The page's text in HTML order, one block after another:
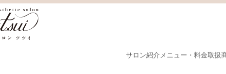
サロン紹介メニュー・料金取扱